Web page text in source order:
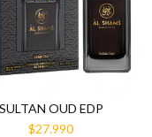
SULTAN OUD EDP
$27.990